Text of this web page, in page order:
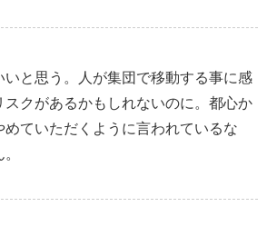
いと思う。人が集団で移動する事に感
スクがあるかもしれないのに。都心か
めていただくように言われているな